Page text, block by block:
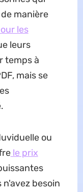
de manière
les
leurs
temps à
mais se
ou
le prix
besoin